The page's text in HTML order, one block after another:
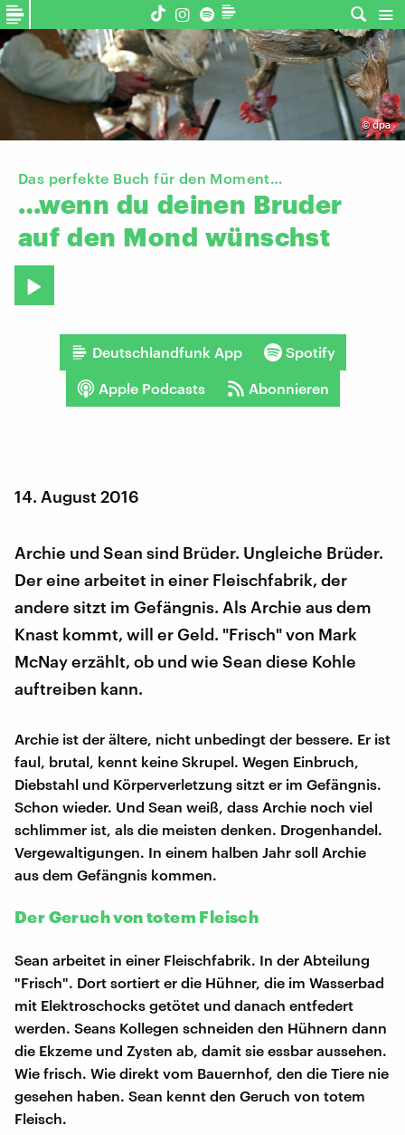
©dpa
Das perfekte Buch für den Moment…
…wenn du deinen Bruder
auf den Mond wünschst
Deutschlandfunk App Spotify
Apple Podcasts Abonnieren
14. August 2016
Archie und Sean sind Brüder. Ungleiche Brüder.
Der eine arbeitet in einer Fleischfabrik, der
andere sitzt im Gefängnis. Als Archie aus dem
Knast kommt, will er Geld. "Frisch" von Mark
McNay erzählt, ob und wie Sean diese Kohle
auftreiben kann.
Archie ist der ältere, nicht unbedingt der bessere. Er ist
faul, brutal, kennt keine Skrupel. Wegen Einbruch,
Diebstahl und Körperverletzung sitzt er im Gefängnis.
Schon wieder. Und Sean weiß, dass Archie noch viel
schlimmer ist, als die meisten denken. Drogenhandel.
Vergewaltigungen. In einem halben Jahr soll Archie
aus dem Gefängnis kommen.
Der Geruch von totem Fleisch
Sean arbeitet in einer Fleischfabrik. In der Abteilung
"Frisch". Dort sortiert er die Hühner, die im Wasserbad
mit Elektroschocks getötet und danach entfedert
werden. Seans Kollegen schneiden den Hühnern dann
die Ekzeme und Zysten ab, damit sie essbar aussehen.
Wie frisch. Wie direkt vom Bauernhof, den die Tiere nie
gesehen haben. Sean kennt den Geruch von totem
Fleisch.